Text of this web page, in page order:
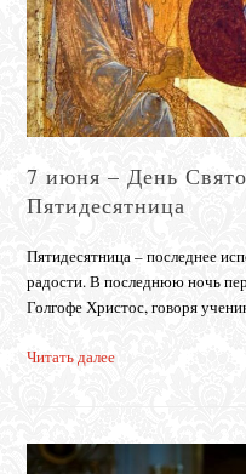
7 июня – День
Пятидесятница
Пятидесятница – последнее
радости. В последнюю ночь
Голгофе Христос, говоря
Читать далее